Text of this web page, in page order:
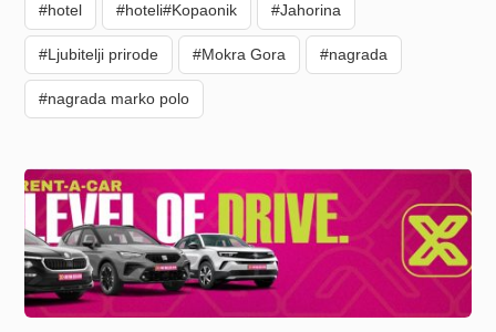
#hotel #hoteli#Kopaonik #Jahorina
#Ljubitelji prirode #Mokra Gora #nagrada
#nagrada marko polo